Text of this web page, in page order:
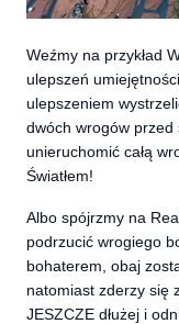
Weźmy na przykład
ulepszeń
ulepszeniem
dwóch wrogów
unieruchomić całą
Światłem!
Albo spójrzmy na
podrzucić wrogiego
bohaterem, obaj
natomiast zderzy się
JESZCZE dłużej i